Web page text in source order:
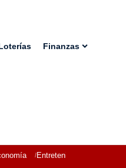
Finanzas
Entretenimiento